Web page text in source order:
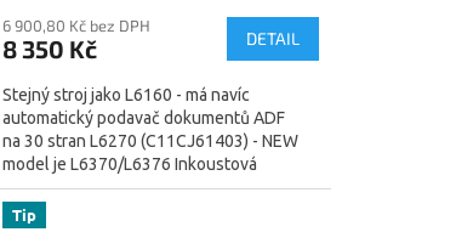
6 900,80 Kč bez DPH
8 350 Kč DETAIL
Stejný stroj jako L6160 - má navíc
automatický podavač dokumentů ADF
na 30 stran L6270 (C11CJ61403) - NEW
model je L6370/L6376 Inkoustová
tiskárna multifunkční,...
Tip